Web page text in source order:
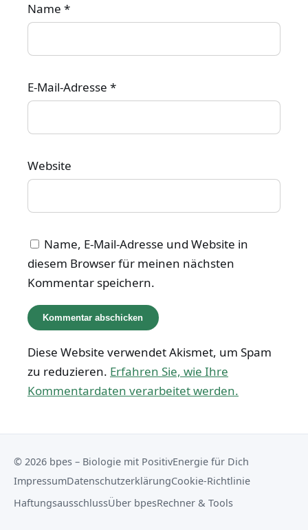
Name *
E-Mail-Adresse *
Website
Name, E-Mail-Adresse und Website in
diesem Browser für meinen nächsten
Kommentar speichern.
Diese Website verwendet Akismet, um Spam
zu reduzieren. Erfahren Sie, wie Ihre
Kommentardaten verarbeitet werden.
© 2026 bpes – Biologie mit PositivEnergie für Dich
ImpressumDatenschutzerklärungCookie-Richtlinie
HaftungsausschlussÜber bpesRechner & Tools